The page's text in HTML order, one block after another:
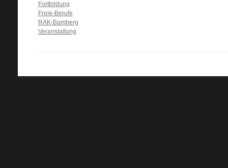
Fortbildung
Freie-Berufe
RAK-Bamberg
Veranstaltung